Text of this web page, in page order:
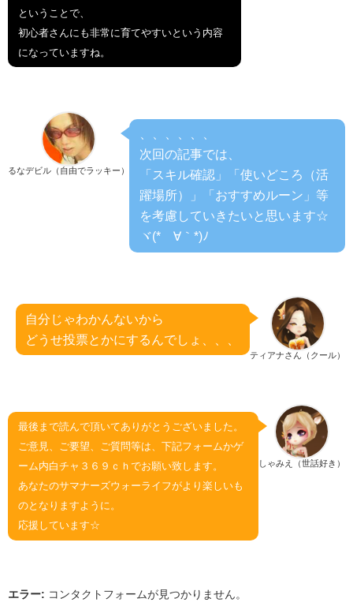
ということで、
初心者さんにも非常に育てやすいという内容
になっていますね。
るなデビル（自由でラッキー）
次回の記事では、
「スキル確認」「使いどころ（活
躍場所）」「おすすめルーン」等
を考慮していきたいと思います☆
ヾ(*´∀｀*)ﾉ
ティアナさん（クール）
自分じゃわかんないから
どうせ投票とかにするんでしょ、、、
しゃみえ（世話好き）
最後まで読んで頂いてありがとうございました。
ご意見、ご要望、ご質問等は、下記フォームかゲ
ーム内白チャ３６９ｃｈでお願い致します。
あなたのサマナーズウォーライフがより楽しいも
のとなりますように。
応援しています☆
エラー: コンタクトフォームが見つかりません。